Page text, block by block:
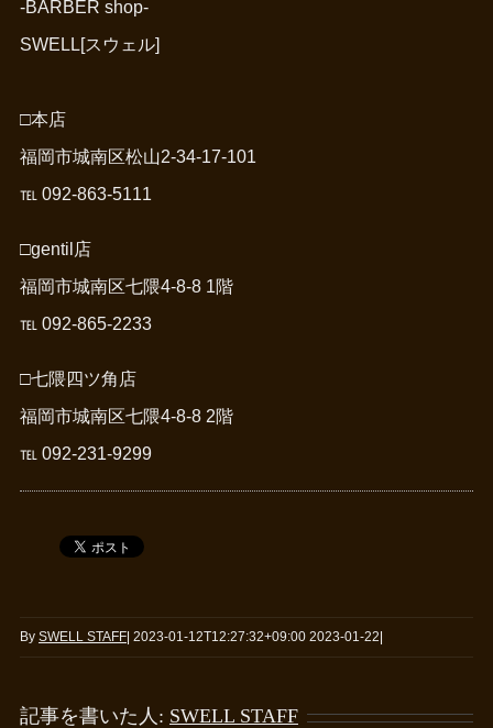
-BARBER shop-
SWELL[スウェル]
□本店
福岡市城南区松山2-34-17-101
℡ 092-863-5111
□gentil店
福岡市城南区七隈4-8-8 1階
℡ 092-865-2233
□七隈四ツ角店
福岡市城南区七隈4-8-8 2階
℡ 092-231-9299
By SWELL STAFF 2023-01-12T12:27:32+09:00 2023-01-22
記事を書いた人: SWELL STAFF